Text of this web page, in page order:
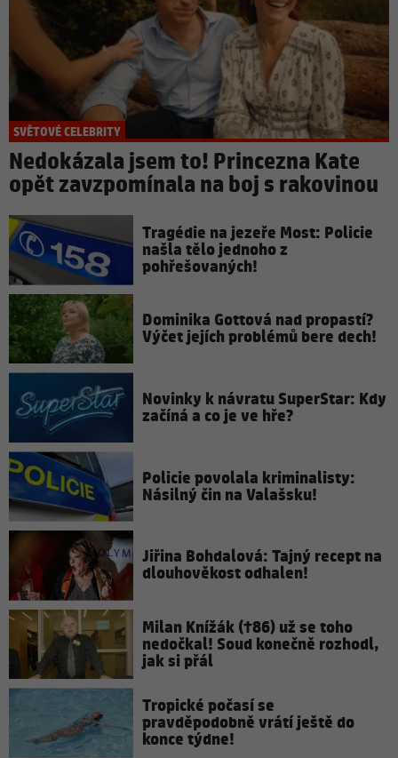
SVĚTOVÉ CELEBRITY
Nedokázala jsem to! Princezna Kate
opět zavzpomínala na boj s rakovinou
Tragédie na jezeře Most: Policie
našla tělo jednoho z
pohřešovaných!
Dominika Gottová nad propastí?
Výčet jejích problémů bere dech!
Novinky k návratu SuperStar: Kdy
začíná a co je ve hře?
Policie povolala kriminalisty:
Násilný čin na Valašsku!
Jiřina Bohdalová: Tajný recept na
dlouhověkost odhalen!
Milan Knížák (†86) už se toho
nedočkal! Soud konečně rozhodl,
jak si přál
Tropické počasí se
pravděpodobně vrátí ještě do
konce týdne!